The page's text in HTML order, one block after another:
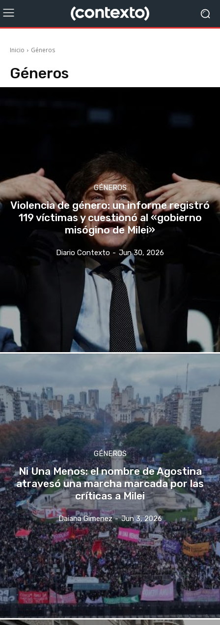
Inicio Géneros
Géneros
GÉNEROS
Violencia de género: un informe registró
119 víctimas y cuestionó al «gobierno
misógino de Milei»
Diario Contexto - Jun 30, 2026
GÉNEROS
Ni Una Menos: el nombre de Agostina
atravesó una marcha marcada por las
críticas a Milei
Daiana Gimenez - Jun 3, 2026